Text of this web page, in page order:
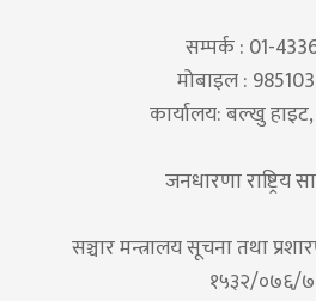
सम्पर्क : 01-
मोबाइल :
कार्यालय: बल्खु
जनधारणा राष्ट्रिय
सञ्चार मन्त्रालय सूचना तथा
१५३२/०७६/